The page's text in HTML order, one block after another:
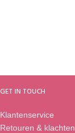
GET IN TOUCH
Klantenservice
Retouren & klachten